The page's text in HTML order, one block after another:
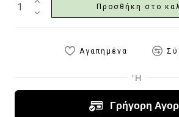
Προσθήκη στο
Αγαπημένα